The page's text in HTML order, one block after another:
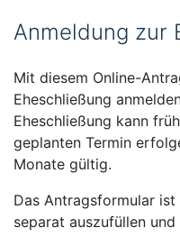
Anmeldung zur
Mit diesem Online-
Eheschließung
Eheschließung kann
geplanten Termin
Monate gültig.
Das Antragsformular
separat auszufüllen und